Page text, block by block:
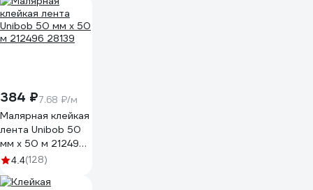
384 ₽7.68 ₽/м
Малярная клейкая
лента Unibob 50
мм х 50 м 212496
28139
4.4(128)